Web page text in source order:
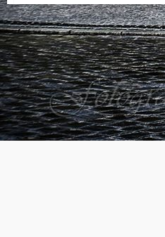
Biuro
rachunkowe
Kluczbork
–
BR
Hanza
Mariusz
Jerzy
Biały